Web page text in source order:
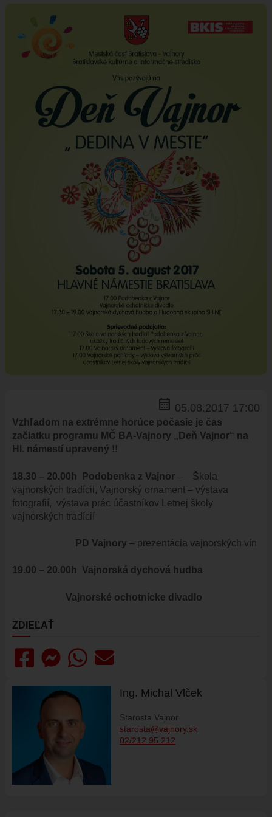
ZÁSTUPKYŇA STAROSTU
MIESTNE ZASTUPITEĽSTVO
KOMISIE
ZASADNUTIA KOMISIÍ
ŠTRUKTÚRA MIÚ
ZBERNÉ MIESTO
VOĽBY DO ORGÁNOV ÚZEMNEJ SAMOSPRÁVY
ÚRADNÁ TABUĽA
EVIDENCIA PSOV
VAJNORSKÁ PODPORNÁ SPOLOČNOSŤ
PETÍCIE
PROTIPOŽIARNA OCHRANA
ZVEREJNENIE VYDANÝCH POVOLENÍ NA ROZKOPÁVKY
ROZVOJOVÉ LOKALITY
EURÓPSKE FONDY
PARTICIPATÍVNY ROZPOČET
VAJNORY V MÉDIÁCH
FOTOGALÉRIA
ROZHLAS
ŠKOLSTVO - ŠKOLY
ZARIADENIE PRE SENIOROV "OPATRÍME VÁS"
ŠPECIALIZOVANÉ ZARIADENIE PRE SENIOROV (ALVIANO)
KULTÚRA
HARMONOGRAM PODUJATÍ
KNIŽNICA
ZDRUŽENIA A SPOLKY
calendar_month 05.08.2017 17:00
Vzhľadom na extrémne horúce počasie je čas
začiatku programu MČ BA-Vajnory „Deň Vajnor“ na
Hl. námestí upravený !!
18.30 – 20.00h Podobenka z Vajnor – Škola
vajnorských tradícii, Vajnorský ornament – výstava
fotografií, výstava prác účastníkov Letnej školy
vajnorských tradícií
PD Vajnory – prezentácia vajnorských vín
19.00 – 20.00h Vajnorská dychová hudba
Vajnorské ochotnícke divadlo
ZDIEĽAŤ
Ing. Michal Vlček
Starosta Vajnor
starosta@vajnory.sk
02/212 95 212